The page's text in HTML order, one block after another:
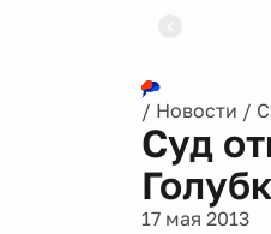
/ Новости /
Cуд
17 мая 2013